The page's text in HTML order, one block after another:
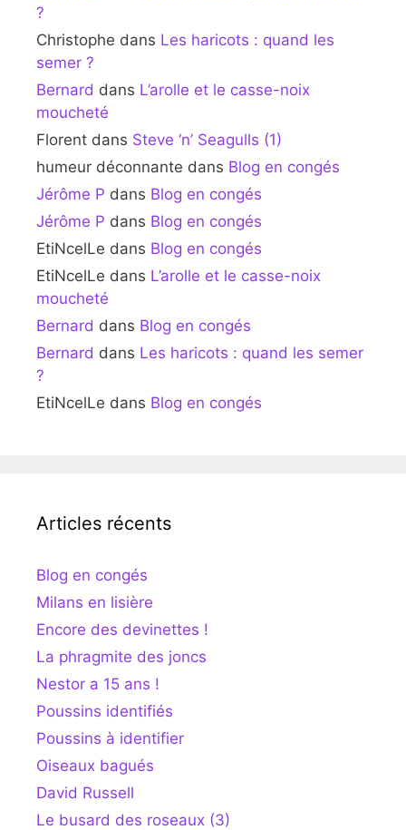
?
Christophe dans Les haricots : quand les
semer ?
Bernard dans L’arolle et le casse-noix
moucheté
Florent dans Steve ‘n’ Seagulls (1)
humeur déconnante dans Blog en congés
Jérôme P dans Blog en congés
Jérôme P dans Blog en congés
EtiNcelLe dans Blog en congés
EtiNcelLe dans L’arolle et le casse-noix
moucheté
Bernard dans Blog en congés
Bernard dans Les haricots : quand les semer
?
EtiNcelLe dans Blog en congés
Articles récents
Blog en congés
Milans en lisière
Encore des devinettes !
La phragmite des joncs
Nestor a 15 ans !
Poussins identifiés
Poussins à identifier
Oiseaux bagués
David Russell
Le busard des roseaux (3)